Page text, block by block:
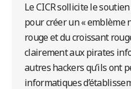
Le CICR sollicite le
pour créer un « emblème
rouge et du croissant
clairement aux pirates
autres hackers qu’ils ont
informatiques